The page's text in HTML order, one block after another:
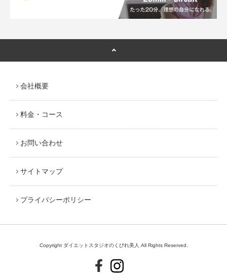
会社概要
料金・コース
お問い合わせ
サイトマップ
プライバシーポリシー
Copyright ダイエットスタジオのくびれ美人 All Rights Reserved.